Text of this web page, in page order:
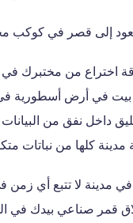
إلى قصر في كوكب
اختراع من مختبرك في
بيت في أرض أسطورية في
داخل نفق من
كلها من نباتات
مدينة لا تتبع أي زمن
قمر صناعي بيدك في